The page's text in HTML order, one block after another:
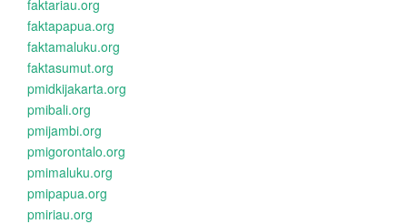
faktariau.org
faktapapua.org
faktamaluku.org
faktasumut.org
pmidkijakarta.org
pmibali.org
pmijambi.org
pmigorontalo.org
pmimaluku.org
pmipapua.org
pmiriau.org